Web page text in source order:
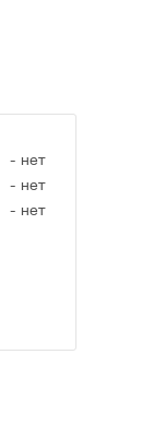
- нет
- нет
- нет